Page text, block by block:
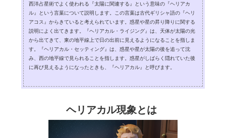
西洋占星術でよく使われる『太陽に関連する』という意味の『ヘリアカ
ル』という言葉について説明します。この言葉は古代ギリシャ語の『ヘリ
アコス』からきていると考えられています。惑星や星の昇り降りに関する
説明によく出てきます。『ヘリアカル・ライジング』は、天体が太陽の光
から出てきて、東の地平線上で日の出前に見えるようになることを指しま
す。『ヘリアカル・セッティング』は、惑星や星が太陽の後を追って沈
み、西の地平線で見られることを指します。惑星がしばらく隠れていた後
に再び見えるようになったときも、『ヘリアカル』と呼びます。
ヘリアカル現象とは